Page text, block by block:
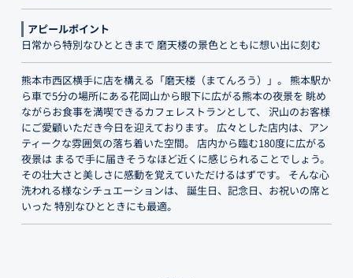
アピールポイント
日常から特別なひとときまで 磨天楼の景色とともに想い出に刻む
熊本市西区横手に店を構える「磨天楼（まてんろう）」。 熊本駅か
ら車で5分の場所にある花岡山から眼下に広がる熊本の夜景を 眺め
ながらお食事を満喫できるカフェレストランとして、 沢山のお客様
にご愛顧いただき今日を迎えております。 広々とした店内は、アン
ティークな雰囲気の落ち着いた空間。 店内から臨む180度に広がる
夜景は まるで手に届きそうなほど近くに感じられることでしょう。
その壮大さと美しさに感動を覚えていただけるはずです。 そんな心
洗われる様なシチュエーションは、 誕生日、記念日、お祝いの席と
いった 特別なひとときにも最適。